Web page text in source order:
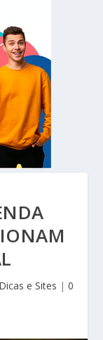
Dicas e Sites | 0